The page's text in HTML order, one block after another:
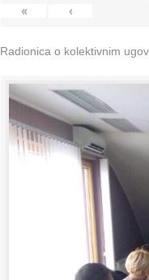
« ‹
Radionica o kolektivnim